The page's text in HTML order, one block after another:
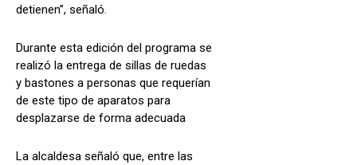
detienen”, señaló.
Durante esta edición del programa se
realizó la entrega de sillas de ruedas
y bastones a personas que requerían
de este tipo de aparatos para
desplazarse de forma adecuada
La alcaldesa señaló que, entre las